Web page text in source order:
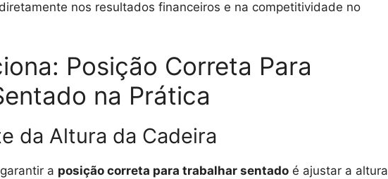
nos resultados financeiros e na competitividade no
Posição Correta Para
na Prática
da Altura da Cadeira
a posição correta para trabalhar sentado é ajustar a altura